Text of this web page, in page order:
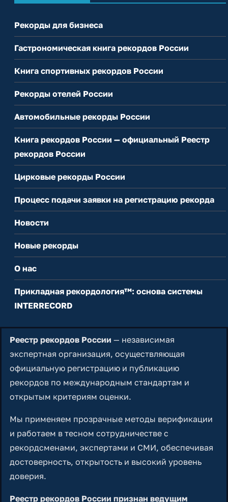
Рекорды для бизнеса
Гастрономическая книга рекордов России
Книга спортивных рекордов России
Рекорды отелей России
Автомобильные рекорды России
Книга рекордов России — официальный Реестр
рекордов России
Цирковые рекорды России
Процесс подачи заявки на регистрацию рекорда
Новости
Новые рекорды
О нас
Прикладная рекордология™: основа системы
INTERRECORD
Реестр рекордов России — независимая
экспертная организация, осуществляющая
официальную регистрацию и публикацию
рекордов по международным стандартам и
открытым критериям оценки.
Мы применяем прозрачные методы верификации
и работаем в тесном сотрудничестве с
рекордсменами, экспертами и СМИ, обеспечивая
достоверность, открытость и высокий уровень
доверия.
Реестр рекордов России признан ведущим